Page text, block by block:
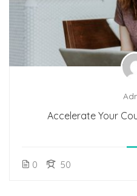
Accelerate Your
0 50